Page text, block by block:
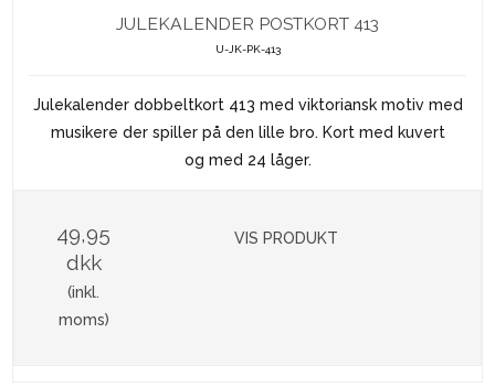
JULEKALENDER POSTKORT 413
U-JK-PK-413
Julekalender dobbeltkort 413 med viktoriansk motiv med
musikere der spiller på den lille bro. Kort med kuvert
og med 24 låger.
49,95
dkk
(inkl.
moms)
VIS PRODUKT